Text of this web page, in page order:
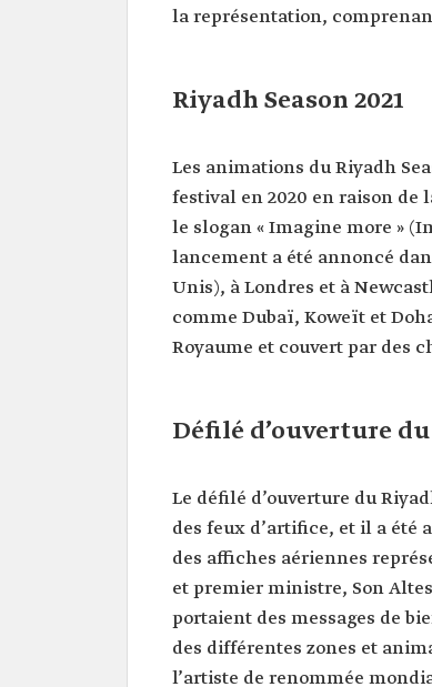
la représentation,
Riyadh Season 2021
Les animations du Riyadh
festival en 2020 en raison de
le slogan « Imagine more »
lancement a été annoncé
Unis), à Londres et à
comme Dubaï, Koweït et
Royaume et couvert par des
Défilé d’ouverture du
Le défilé d’ouverture du
des feux d’artifice, et il a été
des affiches aériennes
et premier ministre, Son
portaient des messages de
des différentes zones et
l’artiste de renommée